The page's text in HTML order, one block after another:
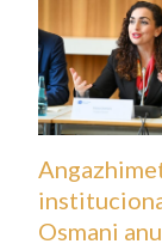
Osmani